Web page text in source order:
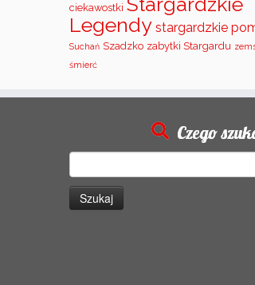
ciekawostki
Legendy stargardzkie
Suchań Szadzko zabytki Stargardu
śmierć
Czego